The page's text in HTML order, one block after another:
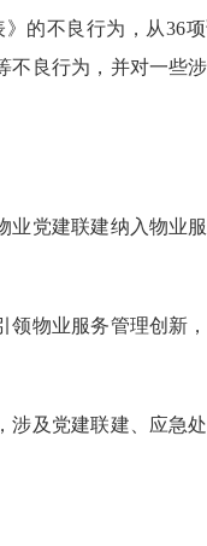
的不良行为，从36项
不良行为，并对一些
党建联建纳入物业
物业服务管理创新
及党建联建、应急